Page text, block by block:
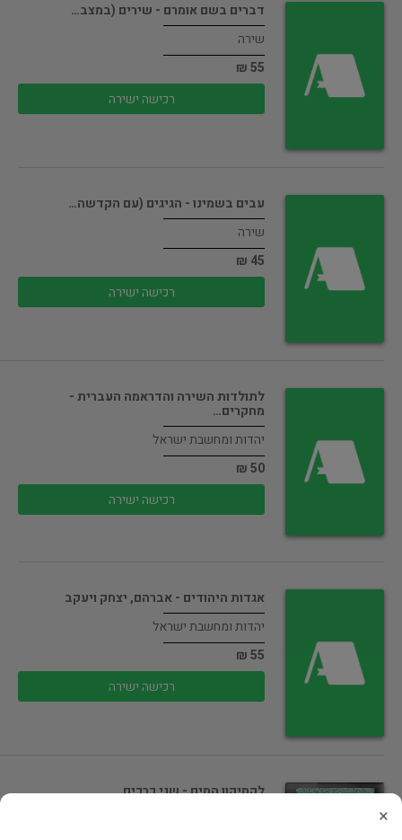
דברים בשם אומרם - שירים (במצב…
שירה
55 ₪
רכישה ישירה
עבים בשמינו - הגיגים (עם הקדשה…
שירה
45 ₪
רכישה ישירה
לתולדות השירה והדראמה העברית -
מחקרים…
יהדות ומחשבת ישראל
50 ₪
רכישה ישירה
אגדות היהודים - אברהם, יצחק ויעקב
יהדות ומחשבת ישראל
55 ₪
רכישה ישירה
לקסיקון המים - שני כרכים
×